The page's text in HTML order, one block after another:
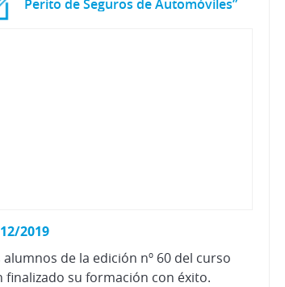
Perito de Seguros de Automóviles”
2019
alumnos de la edición nº 60 del curso
finalizado su formación con éxito.